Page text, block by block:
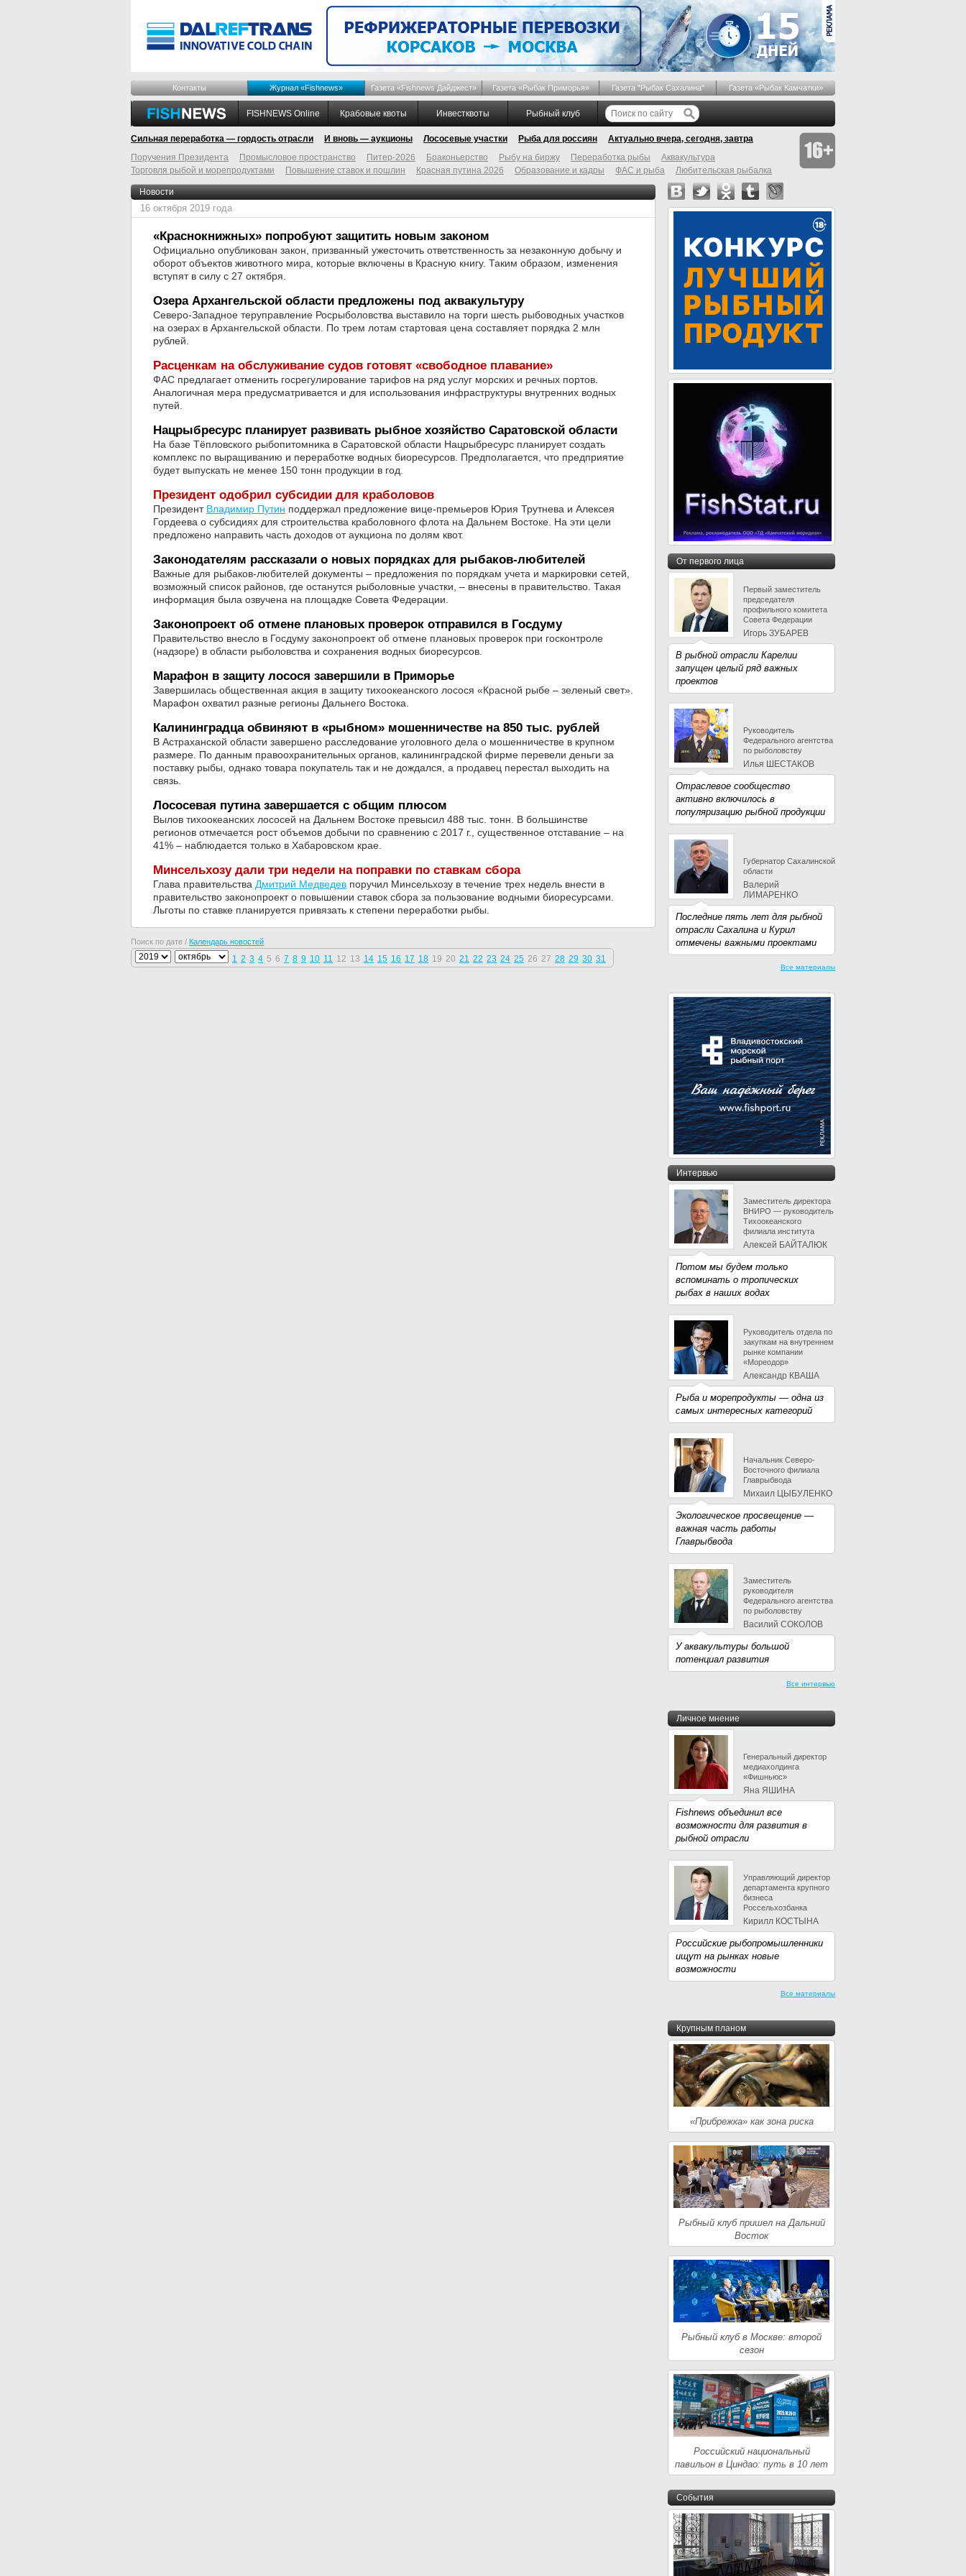
Контакты Журнал «Fishnews» Газета «Fishnews Дайджест» Газета «Рыбак Приморья» Газета "Рыбак Сахалина" Газета «Рыбак Камчатки»
FISHNEWS Online Крабовые квоты Инвестквоты Рыбный клуб
Сильная переработка — гордость отрасли И вновь — аукционы Лососевые участки Рыба для россиян
Актуально вчера, сегодня, завтра
Поручения Президента
Промысловое пространство Питер-2026 Браконьерство Рыбу на биржу Переработка рыбы
Аквакультура
Торговля рыбой и морепродуктами
Повышение ставок и пошлин Красная путина 2026 Образование и кадры ФАС и рыба Любительская рыбалка
Новости
16 октября 2019 года
«Краснокнижных» попробуют защитить новым законом
Официально опубликован закон, призванный ужесточить ответственность за незаконную добычу и
оборот объектов животного мира, которые включены в Красную книгу. Таким образом, изменения
вступят в силу с 27 октября.
Озера Архангельской области предложены под аквакультуру
Северо-Западное теруправление Росрыболовства выставило на торги шесть рыбоводных участков
на озерах в Архангельской области. По трем лотам стартовая цена составляет порядка 2 млн
рублей.
Расценкам на обслуживание судов готовят «свободное плавание»
ФАС предлагает отменить госрегулирование тарифов на ряд услуг морских и речных портов.
Аналогичная мера предусматривается и для использования инфраструктуры внутренних водных
путей.
Нацрыбресурс планирует развивать рыбное хозяйство Саратовской области
На базе Тёпловского рыбопитомника в Саратовской области Нацрыбресурс планирует создать
комплекс по выращиванию и переработке водных биоресурсов. Предполагается, что предприятие
будет выпускать не менее 150 тонн продукции в год.
Президент одобрил субсидии для краболовов
Президент Владимир Путин поддержал предложение вице-премьеров Юрия Трутнева и Алексея
Гордеева о субсидиях для строительства краболовного флота на Дальнем Востоке. На эти цели
предложено направить часть доходов от аукциона по долям квот.
Законодателям рассказали о новых порядках для рыбаков-любителей
Важные для рыбаков-любителей документы – предложения по порядкам учета и маркировки сетей,
возможный список районов, где останутся рыболовные участки, – внесены в правительство. Такая
информация была озвучена на площадке Совета Федерации.
Законопроект об отмене плановых проверок отправился в Госдуму
Правительство внесло в Госдуму законопроект об отмене плановых проверок при госконтроле
(надзоре) в области рыболовства и сохранения водных биоресурсов.
Марафон в защиту лосося завершили в Приморье
Завершилась общественная акция в защиту тихоокеанского лосося «Красной рыбе – зеленый свет».
Марафон охватил разные регионы Дальнего Востока.
Калининградца обвиняют в «рыбном» мошенничестве на 850 тыс. рублей
В Астраханской области завершено расследование уголовного дела о мошенничестве в крупном
размере. По данным правоохранительных органов, калининградской фирме перевели деньги за
поставку рыбы, однако товара покупатель так и не дождался, а продавец перестал выходить на
связь.
Лососевая путина завершается с общим плюсом
Вылов тихоокеанских лососей на Дальнем Востоке превысил 488 тыс. тонн. В большинстве
регионов отмечается рост объемов добычи по сравнению с 2017 г., существенное отставание – на
41% – наблюдается только в Хабаровском крае.
Минсельхозу дали три недели на поправки по ставкам сбора
Глава правительства Дмитрий Медведев поручил Минсельхозу в течение трех недель внести в
правительство законопроект о повышении ставок сбора за пользование водными биоресурсами.
Льготы по ставке планируется привязать к степени переработки рыбы.
Поиск по дате / Календарь новостей
1 2 3 4 5 6 7 8 9 10 11 12 13 14 15 16 17 18 19 20 21 22 23 24 25 26 27 28 29 30 31
От первого лица
Первый заместитель
председателя
профильного комитета
Совета Федерации
Игорь ЗУБАРЕВ
В рыбной отрасли Карелии
запущен целый ряд важных
проектов
Руководитель
Федерального агентства
по рыболовству
Илья ШЕСТАКОВ
Отраслевое сообщество
активно включилось в
популяризацию рыбной продукции
Губернатор Сахалинской
области
Валерий
ЛИМАРЕНКО
Последние пять лет для рыбной
отрасли Сахалина и Курил
отмечены важными проектами
Все материалы
Интервью
Заместитель директора
ВНИРО — руководитель
Тихоокеанского
филиала института
Алексей БАЙТАЛЮК
Потом мы будем только
вспоминать о тропических
рыбах в наших водах
Руководитель отдела по
закупкам на внутреннем
рынке компании
«Мореодор»
Александр КВАША
Рыба и морепродукты — одна из
самых интересных категорий
Начальник Северо-
Восточного филиала
Главрыбвода
Михаил ЦЫБУЛЕНКО
Экологическое просвещение —
важная часть работы
Главрыбвода
Заместитель
руководителя
Федерального агентства
по рыболовству
Василий СОКОЛОВ
У аквакультуры большой
потенциал развития
Все интервью
Личное мнение
Генеральный директор
медиахолдинга
«Фишньюс»
Яна ЯШИНА
Fishnews объединил все
возможности для развития в
рыбной отрасли
Управляющий директор
департамента крупного
бизнеса
Россельхозбанка
Кирилл КОСТЫНА
Российские рыбопромышленники
ищут на рынках новые
возможности
Все материалы
Крупным планом
«Прибрежка» как зона риска
Рыбный клуб пришел на Дальний
Восток
Рыбный клуб в Москве: второй
сезон
Российский национальный
павильон в Циндао: путь в 10 лет
События